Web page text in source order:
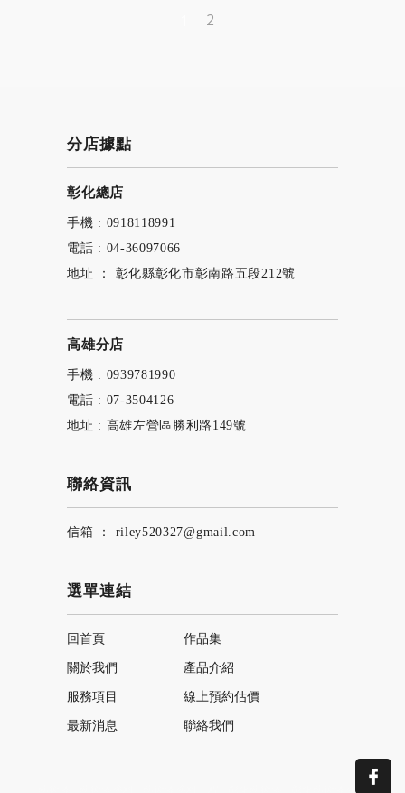
2
分店據點
彰化總店
手機 : 0918118991
電話 : 04-36097066
地址 ： 彰化縣彰化市彰南路五段212號
高雄分店
手機 : 0939781990
電話 : 07-3504126
地址 : 高雄左營區勝利路149號
聯絡資訊
信箱 ： riley520327@gmail.com
選單連結
回首頁 作品集
關於我們 產品介紹
服務項目 線上預約估價
最新消息 聯絡我們
彰化藝術漆塗料